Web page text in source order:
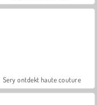
Sery ontdekt haute couture